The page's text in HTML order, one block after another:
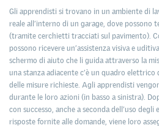
Gli apprendisti si trovano in un ambiente di
reale all’interno di un garage, dove
(tramite cerchietti tracciati sul pavimento).
possono ricevere un’assistenza visiva e
schermo di aiuto che li guida attraverso la
una stanza adiacente c’è un quadro
delle misure richieste. Agli apprendisti
durante le loro azioni (in basso a sinistra).
con successo, anche a seconda dell’uso
risposte fornite alle domande, viene loro